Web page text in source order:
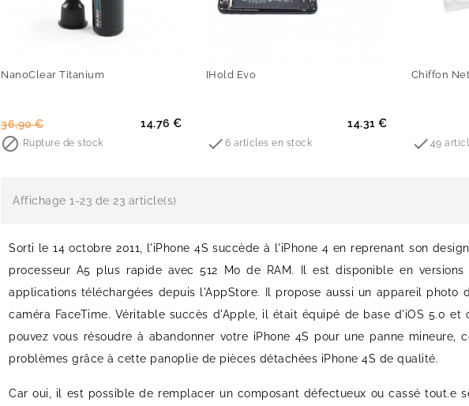
NanoClear Titanium
Prix
de
36,90 €Prix 14.76 €
 Rupture de stock
IHold Evo
14.31 €
 6 articles en stock
Chiffon
 49
Affichage 1-23 de 23 article(s)
Sorti le 14 octobre 2011, l'iPhone 4S succède à l'iPhone 4 en reprenant son
processeur A5 plus rapide avec 512 Mo de RAM. Il est disponible en
applications téléchargées depuis l'AppStore. Il propose aussi un appareil
caméra FaceTime. Véritable succès d'Apple, il était équipé de base d'iOS 5.0
pouvez vous résoudre à abandonner votre iPhone 4S pour une panne
problèmes grâce à cette panoplie de pièces détachées iPhone 4S de qualité.
Car oui, il est possible de remplacer un composant défectueux ou cassé tout.e